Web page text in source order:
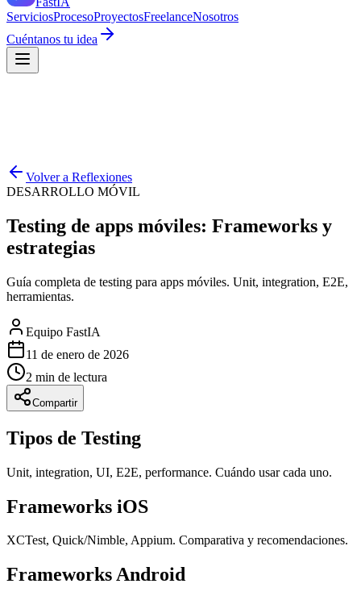
ServiciosProcesoProyectosFreelanceNosotros
Cuéntanos tu idea
Volver a Reflexiones
DESARROLLO MÓVIL
Testing de apps móviles: Frameworks y
estrategias
Guía completa de testing para apps móviles. Unit, integration, E2E,
herramientas.
Equipo FastIA
11 de enero de 2026
2 min de lectura
Compartir
Tipos de Testing
Unit, integration, UI, E2E, performance. Cuándo usar cada uno.
Frameworks iOS
XCTest, Quick/Nimble, Appium. Comparativa y recomendaciones.
Frameworks Android